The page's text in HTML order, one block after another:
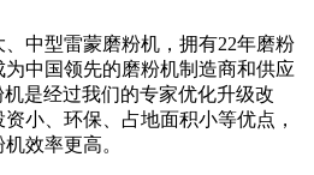
中型雷蒙磨粉机，拥有22年磨粉
中国领先的磨粉机制造商和供应
是经过我们的专家优化升级改
小、环保、占地面积小等优点，
效率更高。